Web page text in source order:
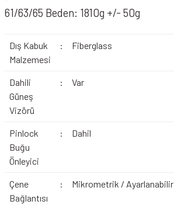
61/63/65 Beden: 1810g +/- 50g
Dış Kabuk
Malzemesi
: Fiberglass
Dahili
Güneş
Vizörü
: Var
Pinlock
Buğu
Önleyici
: Dahil
Çene
Bağlantısı
: Mikrometrik / Ayarlanabilir